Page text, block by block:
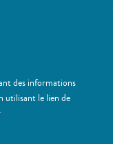
des informations
utilisant le lien de